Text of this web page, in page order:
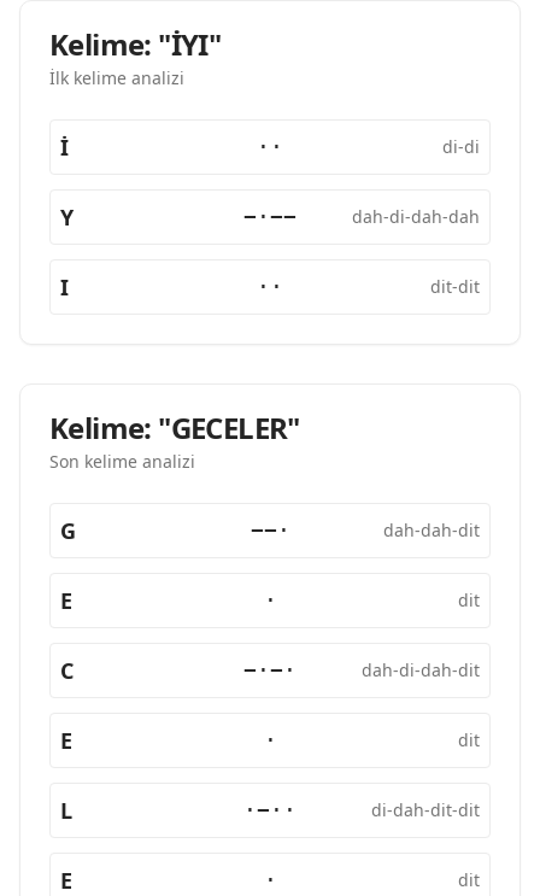
Kelime: "İYI"
İlk kelime analizi
İ ·· di-di
Y −·−− dah-di-dah-dah
I ·· dit-dit
Kelime: "GECELER"
Son kelime analizi
G −−· dah-dah-dit
E · dit
C −·−· dah-di-dah-dit
E · dit
L ·−·· di-dah-dit-dit
E · dit